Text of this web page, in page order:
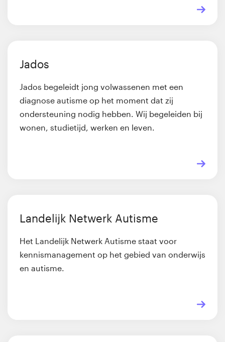
Jados
Jados begeleidt jong volwassenen met een
diagnose autisme op het moment dat zij
ondersteuning nodig hebben. Wij begeleiden bij
wonen, studietijd, werken en leven.
Landelijk Netwerk Autisme
Het Landelijk Netwerk Autisme staat voor
kennismanagement op het gebied van onderwijs
en autisme.